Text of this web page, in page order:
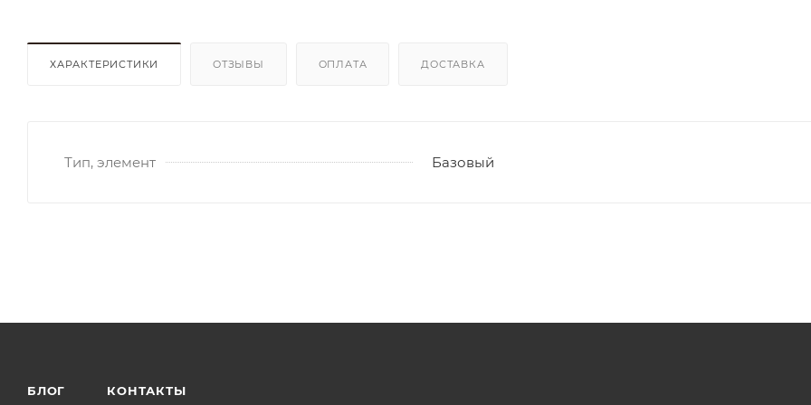
ХАРАКТЕРИСТИКИ ОТЗЫВЫ ОПЛАТА ДОСТАВКА
Тип, элемент Базовый
БЛОГ КОНТАКТЫ